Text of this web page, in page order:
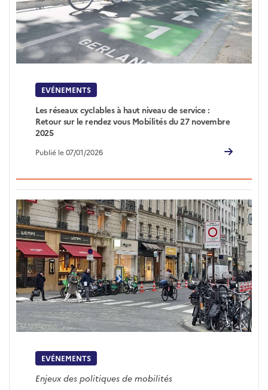
EVÉNEMENTS
Les réseaux cyclables à haut niveau de service :
Retour sur le rendez vous Mobilités du 27 novembre
2025
Publié le 07/01/2026
EVÉNEMENTS
Enjeux des politiques de mobilités